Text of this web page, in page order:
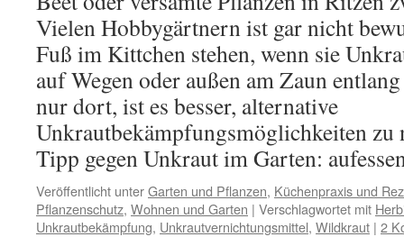
Vielen Hobbygärtnern ist gar nicht
Fuß im Kittchen stehen, wenn sie
auf Wegen oder außen am Zaun
nur dort, ist es besser, alternative
Unkrautbekämpfungsmöglichkeiten zu
Tipp gegen Unkraut im Garten:
Veröffentlicht unterGarten und Pflanzen, Küchenpraxis und
Pflanzenschutz, Wohnen und Garten | Verschlagwortet mit
Unkrautbekämpfung, Unkrautvernichtungsmittel, Wildkraut | 2